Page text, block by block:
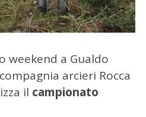
weekend a Gualdo
arcieri Rocca
il campionato